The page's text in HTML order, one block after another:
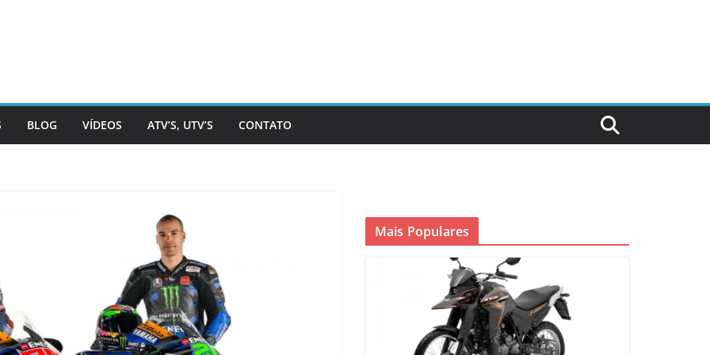
BLOG VÍDEOS ATV’S, UTV’S CONTATO
Mais Populares